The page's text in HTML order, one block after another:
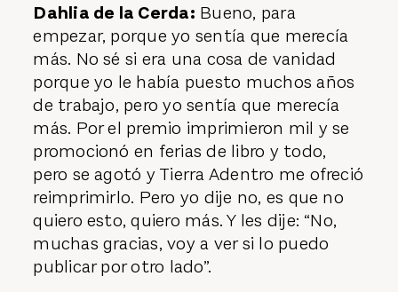
Dahlia de la Cerda: Bueno, para
empezar, porque yo sentía que merecía
más. No sé si era una cosa de vanidad
porque yo le había puesto muchos años
de trabajo, pero yo sentía que merecía
más. Por el premio imprimieron mil y se
promocionó en ferias de libro y todo,
pero se agotó y Tierra Adentro me ofreció
reimprimirlo. Pero yo dije no, es que no
quiero esto, quiero más. Y les dije: “No,
muchas gracias, voy a ver si lo puedo
publicar por otro lado”.